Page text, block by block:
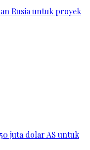
Rusia untuk proyek
juta dolar AS untuk